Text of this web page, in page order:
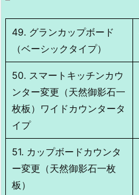
49. グランカップボード
（ベーシックタイプ）
50. スマートキッチンカウ
ンター変更（天然御影石一
枚板）ワイドカウンタータ
イプ
51. カップボードカウンタ
ー変更（天然御影石一枚
板）